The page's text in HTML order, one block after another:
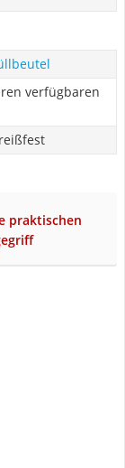
verfügbaren
praktischen